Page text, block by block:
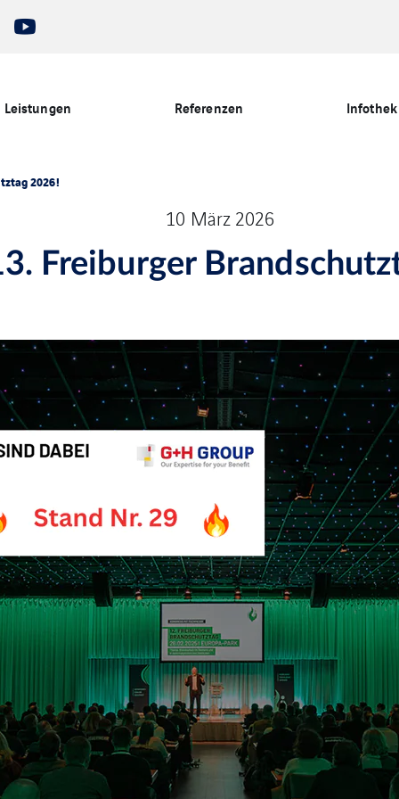
Leistungen Referenzen Infothek
2026!
10 März 2026
Freiburger